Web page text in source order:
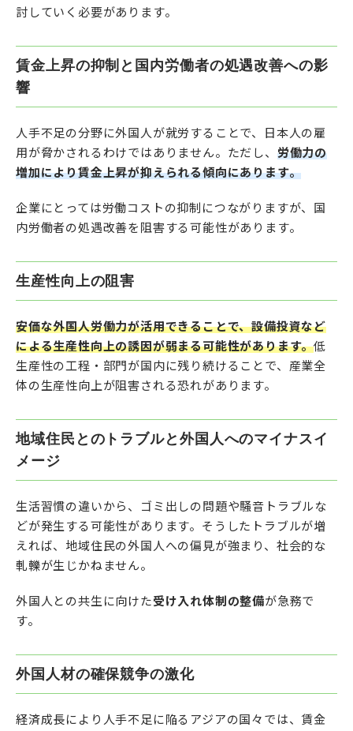
討していく必要があります。
賃金上昇の抑制と国内労働者の処遇改善への影
響
人手不足の分野に外国人が就労することで、日本人の雇
用が脅かされるわけではありません。ただし、 労働力の
増加により賃金上昇が抑えられる傾向にあります。
企業にとっては労働コストの抑制につながりますが、国
内労働者の処遇改善を阻害する可能性があります。
生産性向上の阻害
安価な外国人労働力が活用できることで、設備投資など
による生産性向上の誘因が弱まる可能性があります。低
生産性の工程・部門が国内に残り続けることで、産業全
体の生産性向上が阻害される恐れがあります。
地域住民とのトラブルと外国人へのマイナスイ
メージ
生活習慣の違いから、ゴミ出しの問題や騒音トラブルな
どが発生する可能性があります。そうしたトラブルが増
えれば、地域住民の外国人への偏見が強まり、社会的な
軋轢が生じかねません。
外国人との共生に向けた受け入れ体制の整備が急務で
す。
外国人材の確保競争の激化
経済成長により人手不足に陥るアジアの国々では、賃金